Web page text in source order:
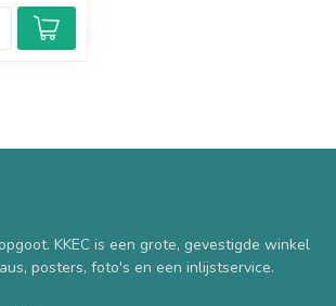
KKEC is een grote, gevestigde winkel
posters, foto's en een inlijstservice.